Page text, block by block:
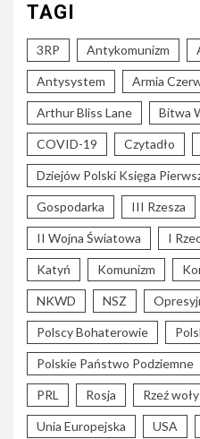
TAGI
3RP Antykomunizm
Antysystem Armia
Arthur Bliss Lane Bitwa
COVID-19 Czytadło
Dziejów Polski Księga
Gospodarka III Rzesza
II Wojna Światowa I
Katyń Komunizm
NKWD NSZ
Polscy Bohaterowie
Polskie Państwo Podziemne
PRL Rosja Rzeź
Unia Europejska USA